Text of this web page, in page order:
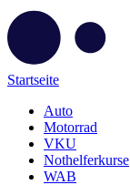
Startseite
Auto
Motorrad
VKU
Nothelferkurse
WAB